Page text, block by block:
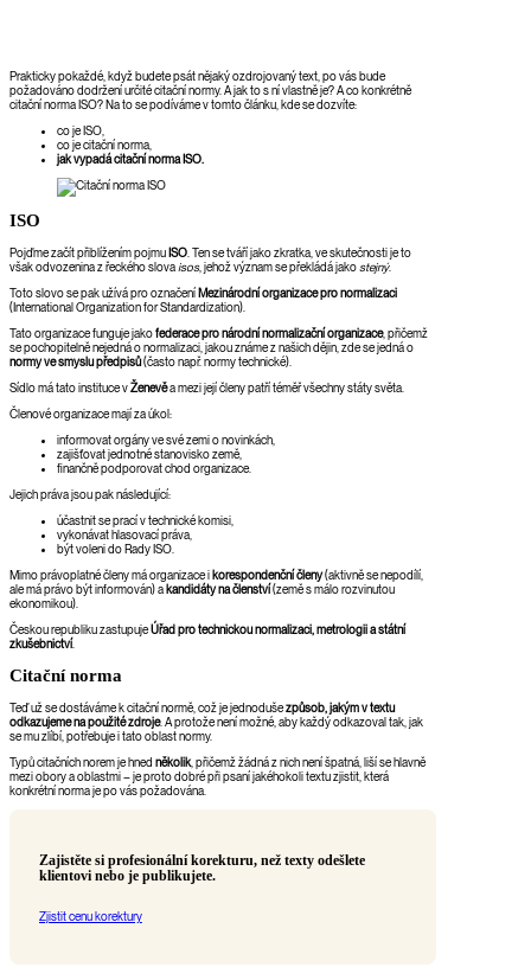
Prakticky pokaždé, když budete psát nějaký ozdrojovaný text, po vás bude
požadováno dodržení určité citační normy. A jak to s ní vlastně je? A co konkrétně
citační norma ISO? Na to se podíváme v tomto článku, kde se dozvíte:
co je ISO,
co je citační norma,
jak vypadá citační norma ISO.
ISO
Pojďme začít přiblížením pojmu ISO. Ten se tváří jako zkratka, ve skutečnosti je to
však odvozenina z řeckého slovaisos, jehož význam se překládá jakostejný.
Toto slovo se pak užívá pro označení Mezinárodní organizace pro normalizaci
(International Organization for Standardization).
Tato organizace funguje jakofederace pro národní normalizační organizace, přičemž
se pochopitelně nejedná o normalizaci, jakou známe z našich dějin, zde se jedná o
normy ve smyslu předpisů(často např. normy technické).
Sídlo má tato instituce vŽenevěa mezi její členy patří téměř všechny státy světa.
Členové organizace mají za úkol:
informovat orgány ve své zemi o novinkách,
zajišťovat jednotné stanovisko země,
finančně podporovat chod organizace.
Jejich práva jsou pak následující:
účastnit se prací v technické komisi,
vykonávat hlasovací práva,
být voleni do Rady ISO.
Mimo právoplatné členy má organizace i korespondenční členy(aktivně se nepodílí,
ale má právo být informován) a kandidáty na členství(země s málo rozvinutou
ekonomikou).
Českou republiku zastupujeÚřad pro technickou normalizaci, metrologii a státní
zkušebnictví.
Citační norma
Teď už se dostáváme k citační normě, což je jednodušezpůsob, jakým v textu
odkazujeme na použité zdroje. A protože není možné, aby každý odkazoval tak, jak
se mu zlíbí, potřebuje i tato oblast normy.
Typů citačních norem je hned několik , přičemž žádná z nich není špatná, liší se hlavně
mezi obory a oblastmi – je proto dobré při psaní jakéhokoli textu zjistit, která
konkrétní norma je po vás požadována.
Zajistěte si profesionální korekturu, než texty odešlete
klientovi nebo je publikujete.
Zjistit cenu korektury